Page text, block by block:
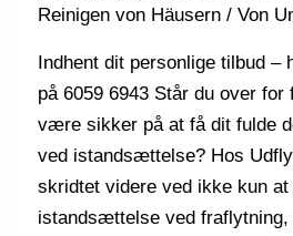
Reinigen von Häusern / Von
Indhent dit personlige tilbud –
på 6059 6943 Står du over for
være sikker på at få dit fulde
ved istandsættelse? Hos
skridtet videre ved ikke kun
istandsættelse ved fraflytning,